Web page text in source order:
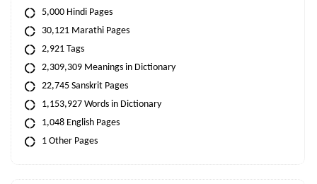
5,000 Hindi Pages
30,121 Marathi Pages
2,921 Tags
2,309,309 Meanings in Dictionary
22,745 Sanskrit Pages
1,153,927 Words in Dictionary
1,048 English Pages
1 Other Pages